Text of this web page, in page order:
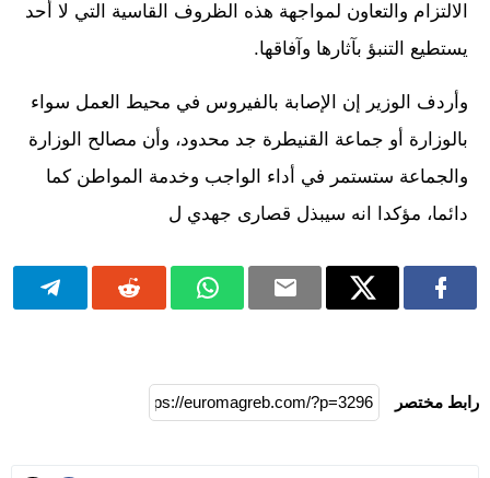
الالتزام والتعاون لمواجهة هذه الظروف القاسية التي لا أحد
يستطيع التنبؤ بآثارها وآفاقها.
وأردف الوزير إن الإصابة بالفيروس في محيط العمل سواء
بالوزارة أو جماعة القنيطرة جد محدود، وأن مصالح الوزارة
والجماعة ستستمر في أداء الواجب وخدمة المواطن كما
دائما، مؤكدا انه سيبذل قصارى جهدي ل
رابط مختصر